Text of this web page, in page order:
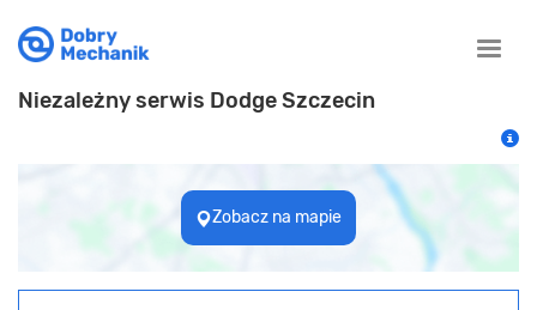
Toggle
Niezależny serwis Dodge Szczecin
Zobacz na mapie